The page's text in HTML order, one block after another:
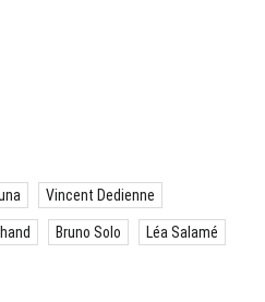
Vincent Dedienne
Bruno Solo Léa Salamé